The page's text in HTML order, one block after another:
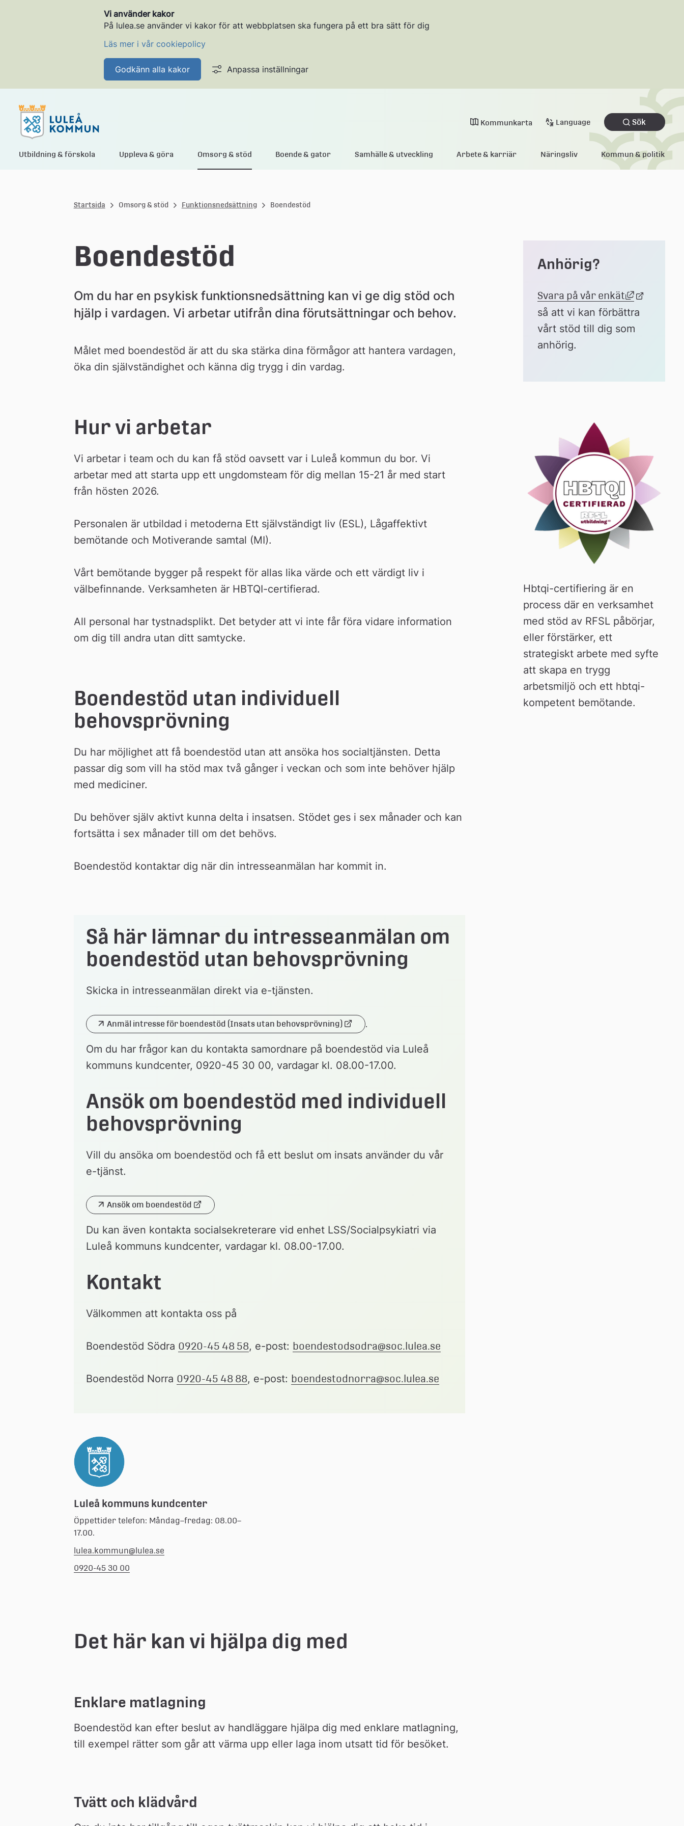
Vi använder kakor
På lulea.se använder vi kakor för att webbplatsen ska fungera på ett bra sätt för dig
Läs mer i vår cookiepolicy
Godkänn alla kakor Anpassa inställningar
L
Kommunkarta Language Sök
Utbildning & förskola Uppleva & göra Omsorg & stöd Boende & gator Samhälle & utveckling Arbete & karriär Näringsliv Kommun & politik
Startsida Omsorg & stöd Funktionsnedsättning Boendestöd
Boendestöd
Om du har en psykisk funktionsnedsättning kan vi ge dig stöd och
hjälp i vardagen. Vi arbetar utifrån dina förutsättningar och behov.
Målet med boendestöd är att du ska stärka dina förmågor att hantera vardagen,
öka din självständighet och känna dig trygg i din vardag.
Hur vi arbetar
Vi arbetar i team och du kan få stöd oavsett var i Luleå kommun du bor. Vi
arbetar med att starta upp ett ungdomsteam för dig mellan 15-21 år med start
från hösten 2026.
Personalen är utbildad i metoderna Ett självständigt liv (ESL), Lågaffektivt
bemötande och Motiverande samtal (MI).
Vårt bemötande bygger på respekt för allas lika värde och ett värdigt liv i
välbefinnande. Verksamheten är HBTQI-certifierad.
All personal har tystnadsplikt. Det betyder att vi inte får föra vidare information
om dig till andra utan ditt samtycke.
Boendestöd utan individuell
behovsprövning
Du har möjlighet att få boendestöd utan att ansöka hos socialtjänsten. Detta
passar dig som vill ha stöd max två gånger i veckan och som inte behöver hjälp
med mediciner.
Du behöver själv aktivt kunna delta i insatsen. Stödet ges i sex månader och kan
fortsätta i sex månader till om det behövs.
Boendestöd kontaktar dig när din intresseanmälan har kommit in.
Så här lämnar du intresseanmälan om
boendestöd utan behovsprövning
Skicka in intresseanmälan direkt via e-tjänsten.
Anmäl intresse för boendestöd (Insats utan behovsprövning)
Länk
extern
.
Om du har frågor kan du kontakta samordnare på boendestöd via Luleå
kommuns kundcenter, 0920-45 30 00, vardagar kl. 08.00-17.00.
Ansök om boendestöd med individuell
behovsprövning
Vill du ansöka om boendestöd och få ett beslut om insats använder du vår
e-tjänst.
Ansök om boendestöd
Länk
extern
Du kan även kontakta socialsekreterare vid enhet LSS/Socialpsykiatri via
Luleå kommuns kundcenter, vardagar kl. 08.00-17.00.
Kontakt
Välkommen att kontakta oss på
Boendestöd Södra 0920-45 48 58, e-post: boendestodsodra@soc.lulea.se
Boendestöd Norra 0920-45 48 88, e-post: boendestodnorra@soc.lulea.se
Luleå kommuns kundcenter
Öppettider telefon: Måndag–fredag: 08.00–
17.00.
lulea.kommun@lulea.se
0920-45 30 00
Det här kan vi hjälpa dig med
Enklare matlagning
Boendestöd kan efter beslut av handläg­gare hjälpa dig med enklare matlagning,
till exempel rätter som går att värma upp eller laga inom utsatt tid för besöket.
Tvätt och klädvård
Anhörig?
Svara på vår enkät Länk till
Länk
till
extern
så att vi kan förbättra
vårt stöd till dig som
anhörig.
Hbtqi-certifiering är en
process där en verksamhet
med stöd av RFSL påbörjar,
eller förstärker, ett
strategiskt arbete med syfte
att skapa en trygg
arbetsmiljö och ett hbtqi-
kompetent bemötande.